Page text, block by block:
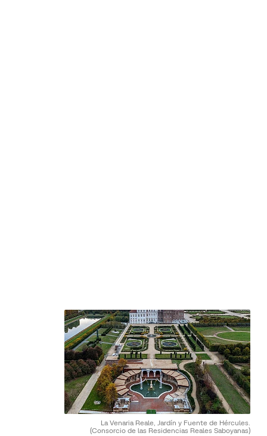
La Venaria Reale, Jardín y Fuente de Hércules.
(Consorcio de las Residencias Reales Saboyanas)